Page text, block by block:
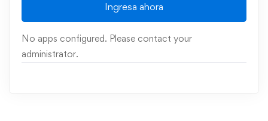
Ingresa ahora
No apps configured. Please contact your
administrator.